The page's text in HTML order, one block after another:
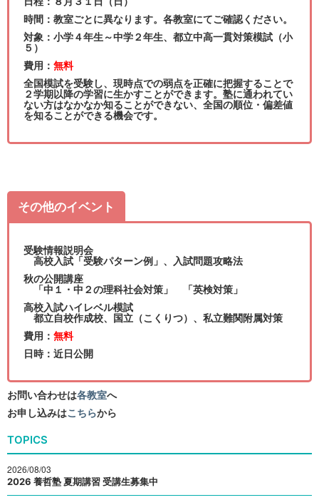
時間：教室ごとに異なります。各教室にてご確認ください。
対象：小学４年生～中学２年生、都立中高一貫対策模試（小
５）
費用： 無料
全国模試を受験し、現時点での弱点を正確に把握することで
２学期以降の学習に生かすことができます。塾に通われてい
ない方はなかなか知ることができない、全国の順位・偏差値
を知ることができる機会です。
その他のイベント
受験情報説明会
高校入試「受験パターン例」、入試問題攻略法
秋の公開講座
「中１・中２の理科社会対策」 「英検対策」
高校入試ハイレベル模試
都立自校作成校、国立（こくりつ）、私立難関附属対策
費用： 無料
日時：近日公開
お問い合わせは各教室へ
お申し込みはこちらから
TOPICS
2026/08/03
2026 養哲塾 夏期講習 受講生募集中